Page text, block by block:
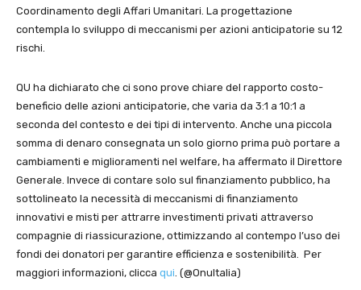
Coordinamento degli Affari Umanitari. La progettazione
contempla lo sviluppo di meccanismi per azioni anticipatorie su 12
rischi.
QU ha dichiarato che ci sono prove chiare del rapporto costo-
beneficio delle azioni anticipatorie, che varia da 3:1 a 10:1 a
seconda del contesto e dei tipi di intervento. Anche una piccola
somma di denaro consegnata un solo giorno prima può portare a
cambiamenti e miglioramenti nel welfare, ha affermato il Direttore
Generale. Invece di contare solo sul finanziamento pubblico, ha
sottolineato la necessità di meccanismi di finanziamento
innovativi e misti per attrarre investimenti privati attraverso
compagnie di riassicurazione, ottimizzando al contempo l’uso dei
fondi dei donatori per garantire efficienza e sostenibilità. Per
maggiori informazioni, clicca qui . (@OnuItalia)